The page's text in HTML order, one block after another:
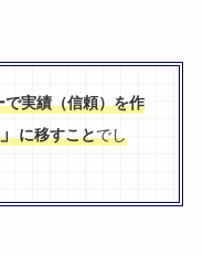
で実績（信頼）を作
に移すことでし